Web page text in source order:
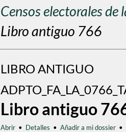
Censos electorales
Libro antiguo 766
LIBRO ANTIGUO
Libro antiguo
Abrir • Detalles • Añadir a mi dossier •